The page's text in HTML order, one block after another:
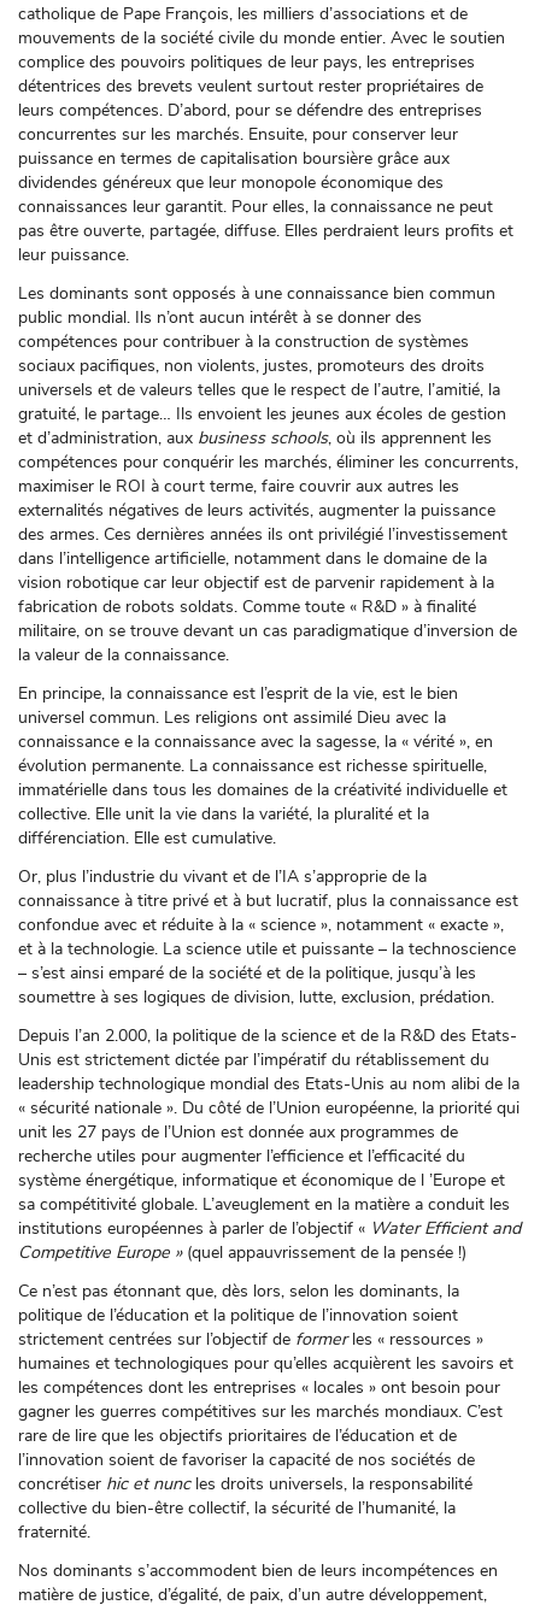
catholique de Pape François, les milliers d’associations et de
mouvements de la société civile du monde entier. Avec le soutien
complice des pouvoirs politiques de leur pays, les entreprises
détentrices des brevets veulent surtout rester propriétaires de
leurs compétences. D’abord, pour se défendre des entreprises
concurrentes sur les marchés. Ensuite, pour conserver leur
puissance en termes de capitalisation boursière grâce aux
dividendes généreux que leur monopole économique des
connaissances leur garantit. Pour elles, la connaissance ne peut
pas être ouverte, partagée, diffuse. Elles perdraient leurs profits et
leur puissance.
Les dominants sont opposés à une connaissance bien commun
public mondial. Ils n’ont aucun intérêt à se donner des
compétences pour contribuer à la construction de systèmes
sociaux pacifiques, non violents, justes, promoteurs des droits
universels et de valeurs telles que le respect de l’autre, l’amitié, la
gratuité, le partage… Ils envoient les jeunes aux écoles de gestion
et d’administration, aux business schools, où ils apprennent les
compétences pour conquérir les marchés, éliminer les concurrents,
maximiser le ROI à court terme, faire couvrir aux autres les
externalités négatives de leurs activités, augmenter la puissance
des armes. Ces dernières années ils ont privilégié l’investissement
dans l’intelligence artificielle, notamment dans le domaine de la
vision robotique car leur objectif est de parvenir rapidement à la
fabrication de robots soldats. Comme toute « R&D » à finalité
militaire, on se trouve devant un cas paradigmatique d’inversion de
la valeur de la connaissance.
En principe, la connaissance est l’esprit de la vie, est le bien
universel commun. Les religions ont assimilé Dieu avec la
connaissance e la connaissance avec la sagesse, la « vérité », en
évolution permanente. La connaissance est richesse spirituelle,
immatérielle dans tous les domaines de la créativité individuelle et
collective. Elle unit la vie dans la variété, la pluralité et la
différenciation. Elle est cumulative.
Or, plus l’industrie du vivant et de l’IA s’approprie de la
connaissance à titre privé et à but lucratif, plus la connaissance est
confondue avec et réduite à la « science », notamment « exacte »,
et à la technologie. La science utile et puissante – la technoscience
– s’est ainsi emparé de la société et de la politique, jusqu’à les
soumettre à ses logiques de division, lutte, exclusion, prédation.
Depuis l’an 2.000, la politique de la science et de la R&D des Etats-
Unis est strictement dictée par l’impératif du rétablissement du
leadership technologique mondial des Etats-Unis au nom alibi de la
« sécurité nationale ». Du côté de l’Union européenne, la priorité qui
unit les 27 pays de l’Union est donnée aux programmes de
recherche utiles pour augmenter l’efficience et l’efficacité du
système énergétique, informatique et économique de l ’Europe et
sa compétitivité globale. L’aveuglement en la matière a conduit les
institutions européennes à parler de l’objectif « Water Efficient and
Competitive Europe » (quel appauvrissement de la pensée !)
Ce n’est pas étonnant que, dès lors, selon les dominants, la
politique de l’éducation et la politique de l’innovation soient
strictement centrées sur l’objectif de formerles « ressources »
humaines et technologiques pour qu’elles acquièrent les savoirs et
les compétences dont les entreprises « locales » ont besoin pour
gagner les guerres compétitives sur les marchés mondiaux. C’est
rare de lire que les objectifs prioritaires de l’éducation et de
l’innovation soient de favoriser la capacité de nos sociétés de
concrétiser hic et nunc les droits universels, la responsabilité
collective du bien-être collectif, la sécurité de l’humanité, la
fraternité.
Nos dominants s’accommodent bien de leurs incompétences en
matière de justice, d’égalité, de paix, d’un autre développement,